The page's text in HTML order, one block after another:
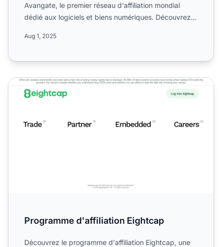
Avangate, le premier réseau d'affiliation mondial
dédié aux logiciels et biens numériques. Découvrez
Aug 1, 2025
Programme d'affiliation Eightcap
Programme d'affiliation Eightcap
Découvrez le programme d'affiliation Eightcap, une